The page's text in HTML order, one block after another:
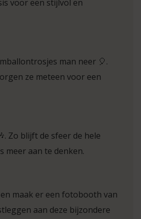
voor een stijlvol en
man neer 🎈.
ze meteen voor een
Zo blijft de sfeer de hele
meer aan te denken.
maak er een fotobooth van
aan deze bijzondere